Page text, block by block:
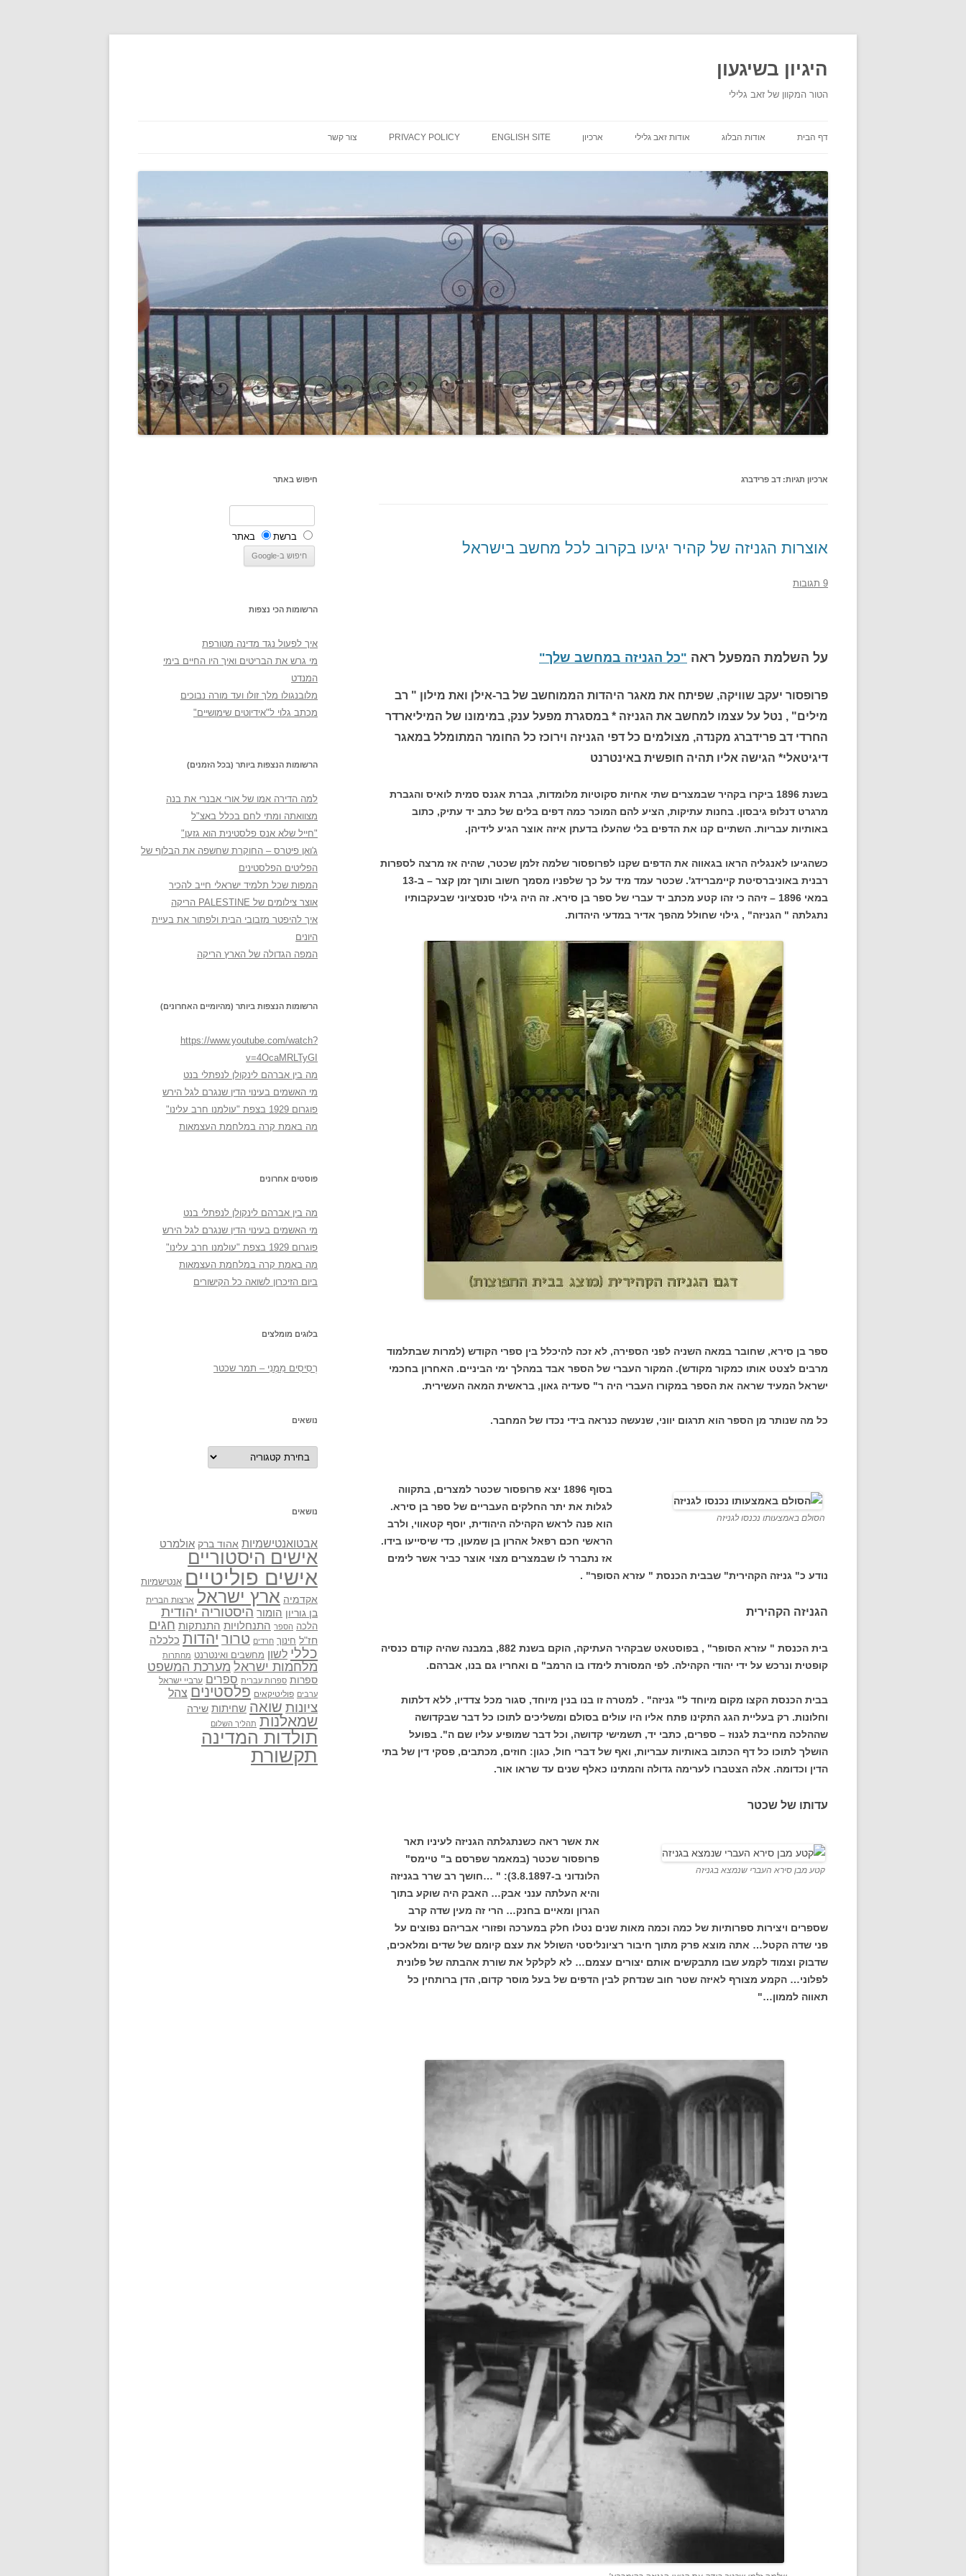
היגיון בשיגעון
הטור המקוון של זאב גלילי
דף הבית אודות הבלוג אודות זאב גלילי ארכיון ENGLISH SITE
PRIVACY POLICY צור קשר
ארכיון תגיות: דב פרידברג
אוצרות הגניזה של קהיר יגיעו בקרוב לכל מחשב בישראל
9 תגובות
על השלמת המפעל ראה "כל הגניזה במחשב שלך"
פרופסור יעקב שוויקה, שפיתח את מאגר היהדות הממוחשב של בר-אילן ואת מילון " רב
מילים" , נטל על עצמו למחשב את הגניזה * במסגרת מפעל ענק, במימונו של המיליארדר
החרדי דב פרידברג מקנדה, מצולמים כל דפי הגניזה וירוכז כל החומר המתומלל במאגר
דיגיטאלי* הגישה אליו תהיה חופשית באינטרנט
בשנת 1896 ביקרו בקהיר שבמצרים שתי אחיות סקוטיות מלומדות, גברת אגנס סמית לואיס והגברת
מרגרט דנלופ גיבסון. בחנות עתיקות, הציע להם המוכר כמה דפים בלים של כתב יד עתיק, כתוב
באותיות עבריות. השתיים קנו את הדפים בלי שהעלו בדעתן איזה אוצר הגיע לידיהן.
כשהגיעו לאנגליה הראו בגאווה את הדפים שקנו לפרופסור שלמה זלמן שכטר, שהיה אז מרצה לספרות
רבנית באוניברסיטת קיימברידג'. שכטר עמד מיד על כך שלפניו מסמך חשוב ותוך זמן קצר – ב-13
במאי 1896 – זיהה כי זהו קטע מכתב יד עברי של ספר בן סירא. זה היה גילוי סנסציוני שבעקבותיו
נתגלתה " הגניזה" , גילוי שחולל מהפך אדיר במדעי היהדות.
ספר בן סירא, שחובר במאה השניה לפני הספירה, לא זכה להיכלל בין ספרי הקודש (למרות שבתלמוד
מרבים לצטט אותו כמקור מקודש). המקור העברי של הספר אבד במהלך ימי הביניים. האחרון בחכמי
ישראל המעיד שראה את הספר במקורו העברי היה ר" סעדיה גאון, בראשית המאה העשירית.
כל מה שנותר מן הספר הוא תרגום יווני, שנעשה כנראה בידי נכדו של המחבר.
הסולם באמצעותו נכנסו לגניזה
בסוף 1896 יצא פרופסור שכטר למצרים, בתקווה
לגלות את יתר החלקים העבריים של ספר בן סירא.
הוא פנה לראש הקהילה היהודית, יוסף קטאווי, ולרב
הראשי חכם רפאל אהרון בן שמעון, כדי שיסייעו בידו.
אז נתברר לו שבמצרים מצוי אוצר כביר אשר לימים
נודע כ" גניזה הקהירית" שבבית הכנסת " עזרא הסופר" .
הגניזה הקהירית
בית הכנסת " עזרא הסופר" , בפוסטאט שבקהיר העתיקה, הוקם בשנת 882, במבנה שהיה קודם כנסיה
קופטית ונרכש על ידי יהודי הקהילה. לפי המסורת לימדו בו הרמב" ם ואחריו גם בנו, אברהם.
בבית הכנסת הקצו מקום מיוחד ל" גניזה" . למטרה זו בנו בנין מיוחד, סגור מכל צדדיו, ללא דלתות
וחלונות. רק בעליית הגג התקינו פתח אליו היו עולים בסולם ומשליכים לתוכו כל דבר שבקדושה
שההלכה מחייבת לגנוז – ספרים, כתבי יד, תשמישי קדושה, וכל דבר שמופיע עליו שם ה". בפועל
הושלך לתוכו כל דף הכתוב באותיות עבריות, ואף של דברי חול, כגון: חוזים, מכתבים, פסקי דין של בתי
הדין וכדומה. אלה הצטברו לערימה גדולה והמתינו כאלף שנים עד שראו אור.
עדותו של שכטר
קטע מבן סירא העברי שנמצא בגניזה
את אשר ראה כשנתגלתה הגניזה לעיניו תאר
פרופסור שכטר (במאמר שפרסם ב" טיימס"
הלונדוני ב-3.8.1897): " …חושך רב שרר בגניזה
והיא העלתה ענני אבק… האבק היה שוקע בתוך
הגרון ומאיים בחנק… הרי זה מעין שדה קרב
שספרים ויצירות ספרותיות של כמה וכמה מאות שנים נטלו חלק במערכה ופזורי אבריהם נפוצים על
פני שדה הקטל… אתה מוצא פרק מתוך חיבור רציונליסטי השולל את עצם קיומם של שדים ומלאכים,
שדבוק וצמוד לקמע שבו מתבקשים אותם יצורים עצמם… לא לקלקל את שורת אהבתה של פלונית
לפלוני… הקמע מצורף לאיזה שטר חוב שנדחק לבין הדפים של בעל מוסר קדום, הדן ברותחין כל
תאווה לממון…"
חיפוש באתר
ברשת באתר
הרשומות הכי נצפות
איך לפעול נגד מדינה מטורפת
מי גרש את הבריטים ואיך היו החיים בימי
המנדט
מלובנגולו מלך זולו ועד מורה נבוכים
מכתב גלוי ל"אידיוטים שימושיים"
הרשומות הנצפות ביותר (בכל הזמנים)
למה הדירה אמו של אורי אבנרי את בנה
מצוואתה ומתי לחם בכלל באצ"ל
"חייל שלא אנס פלסטינית הוא גזען"
ג'ואן פיטרס – החוקרת שחשפה את הבלוף של
הפליטים הפלסטינים
המפות שכל תלמיד ישראלי חייב להכיר
אוצר צילומים של PALESTINE הריקה
איך להיפטר מזבובי הבית ולפתור את בעיית
היונים
המפה הגדולה של הארץ הריקה
הרשומות הנצפות ביותר (מהיומיים האחרונים)
https://www.youtube.com/watch?
v=4OcaMRLTyGI
מה בין אברהם לינקולן לנפתלי בנט
מי האשמים בעינוי הדין שנגרם לגל הירש
פוגרום 1929 בצפת "עולמנו חרב עלינו"
מה באמת קרה במלחמת העצמאות
פוסטים אחרונים
מה בין אברהם לינקולן לנפתלי בנט
מי האשמים בעינוי הדין שנגרם לגל הירש
פוגרום 1929 בצפת "עולמנו חרב עלינו"
מה באמת קרה במלחמת העצמאות
ביום הזיכרון לשואה כל הקישורים
בלוגים מומלצים
רְסִיסִים מִמֶנִי – תמר שכטר
נושאים
נושאים
נושאים
אבטואנטישמיות אהוד ברק אולמרט
אישים היסטוריים
אישים פוליטיים אנטישמיות
אקדמיה ארץ ישראל ארצות הברית
בן גוריון הומור היסטוריה יהודית
הלכה הספר התנחלויות התנתקות חגים
חז"ל חינוך חרדים טרור יהדות כלכלה
כללי לשון מחשבים ואינטרנט מחתרות
מלחמות ישראל מערכת המשפט
ספרות ספרות עברית ספרים ערביי ישראל
ערבים פוליטיקאים פלסטינים צהל
ציונות שואה שחיתות שירה
שמאלנות תהליך השלום
תולדות המדינה
תקשורת